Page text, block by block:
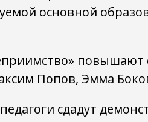
основной
Попов, Эмма
сдадут